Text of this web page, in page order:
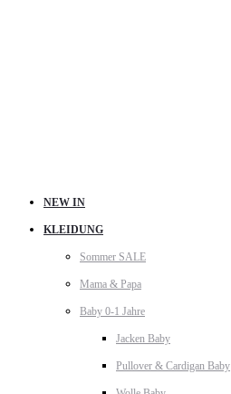
NEW IN
KLEIDUNG
Sommer SALE
Mama & Papa
Baby 0-1 Jahre
Jacken Baby
Pullover & Cardigan Baby